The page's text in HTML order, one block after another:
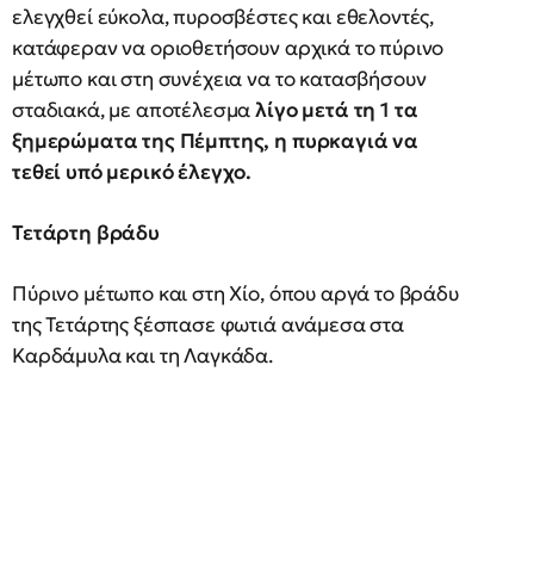
ελεγχθεί εύκολα, πυροσβέστες και εθελοντές,
κατάφεραν να οριοθετήσουν αρχικά το πύρινο
μέτωπο και στη συνέχεια να το κατασβήσουν
σταδιακά, με αποτέλεσμαλίγο μετά τη 1 τα
ξημερώματα της Πέμπτης, η πυρκαγιά να
τεθεί υπό μερικό έλεγχο.
Τετάρτη βράδυ
Πύρινο μέτωπο και στη Χίο, όπου αργά το βράδυ
της Τετάρτης ξέσπασε φωτιά ανάμεσα στα
Καρδάμυλα και τη Λαγκάδα.